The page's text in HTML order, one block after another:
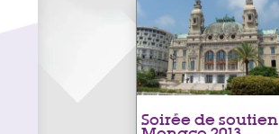
Soirée de soutien